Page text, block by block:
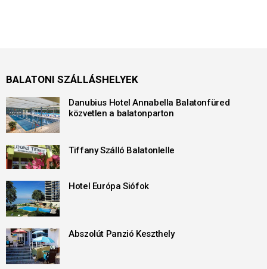
BALATONI SZÁLLÁSHELYEK
Danubius Hotel Annabella Balatonfüred
közvetlen a balatonparton
Tiffany Szálló Balatonlelle
Hotel Európa Siófok
Abszolút Panzió Keszthely